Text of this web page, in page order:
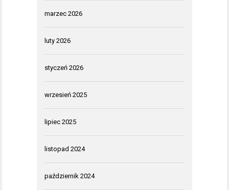
marzec 2026
luty 2026
styczeń 2026
wrzesień 2025
lipiec 2025
listopad 2024
październik 2024